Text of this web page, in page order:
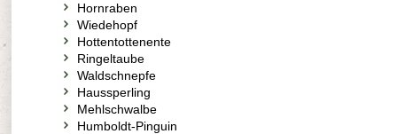
Hornraben
Wiedehopf
Hottentottenente
Ringeltaube
Waldschnepfe
Haussperling
Mehlschwalbe
Humboldt-Pinguin